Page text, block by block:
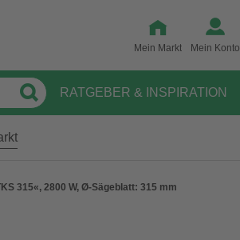
Mein Markt Mein Konto
RATGEBER & INSPIRATION
315«, 2800 W, Ø-Sägeblatt: 315 mm